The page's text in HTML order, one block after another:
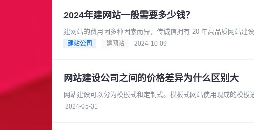
2024年建网站一般需要多少钱？
建网站的费用因多种因素而异，传诚信拥有 20 年高品质网站建
过程中，积累了丰富的专业知......
建站公司 建网站 2024-10-09
网站建设公司之间的价格差异为什么区别大
网站建设可以分为模板式和定制式。模板式网站使用现成的模板
站则需要根据客户的具体需求进行开......
2024-05-31